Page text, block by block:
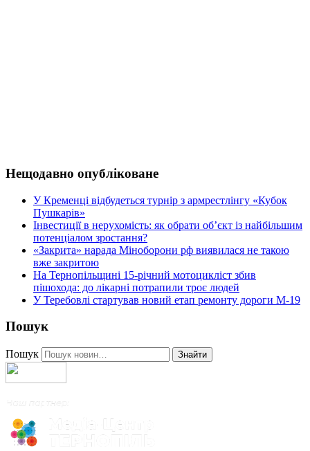
Нещодавно опубліковане
У Кременці відбудеться турнір з армрестлінгу «Кубок
Пушкарів»
Інвестиції в нерухомість: як обрати об’єкт із найбільшим
потенціалом зростання?
«Закрита» нарада Міноборони рф виявилася не такою
вже закритою
На Тернопільщині 15-річний мотоцикліст збив
пішохода: до лікарні потрапили троє людей
У Теребовлі стартував новий етап ремонту дороги М-19
Пошук
Пошук Знайти